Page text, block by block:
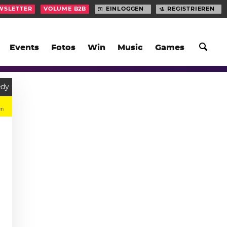
Events Fotos Win Music Games
VOLUME B2B EINLOGGEN REGISTRIEREN